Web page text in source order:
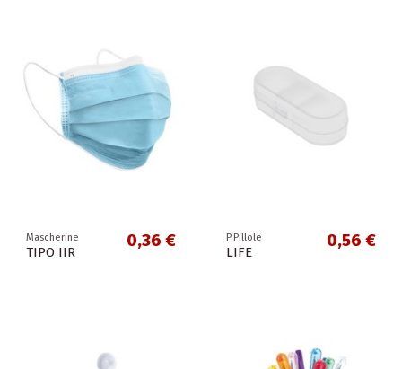
Mascherine
TIPO IIR
0,36 € P.Pillole
LIFE
0,56 €